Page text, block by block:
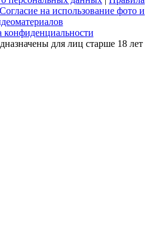
Согласие на использование фото и
конфиденциальности
для лиц старше 18 лет